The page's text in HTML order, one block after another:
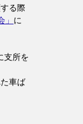
る際
に
支所を
車ば